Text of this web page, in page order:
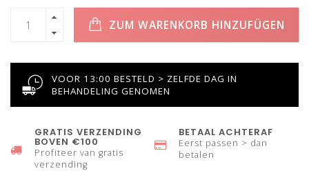
ZUM WARENKORB HINZUFÜGEN
VOOR 13:00 BESTELD > ZELFDE DAG IN
BEHANDELING GENOMEN
GRATIS VERZENDING
BOVEN €100
Profiteer van gratis
verzending
BETAAL ACHTERAF
Eerst passen > dan
betalen